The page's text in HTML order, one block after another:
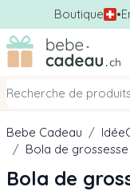
Boutique •
Allez au contenu
Bebe Cadeau /
/ Bola de grossesse
Bola de